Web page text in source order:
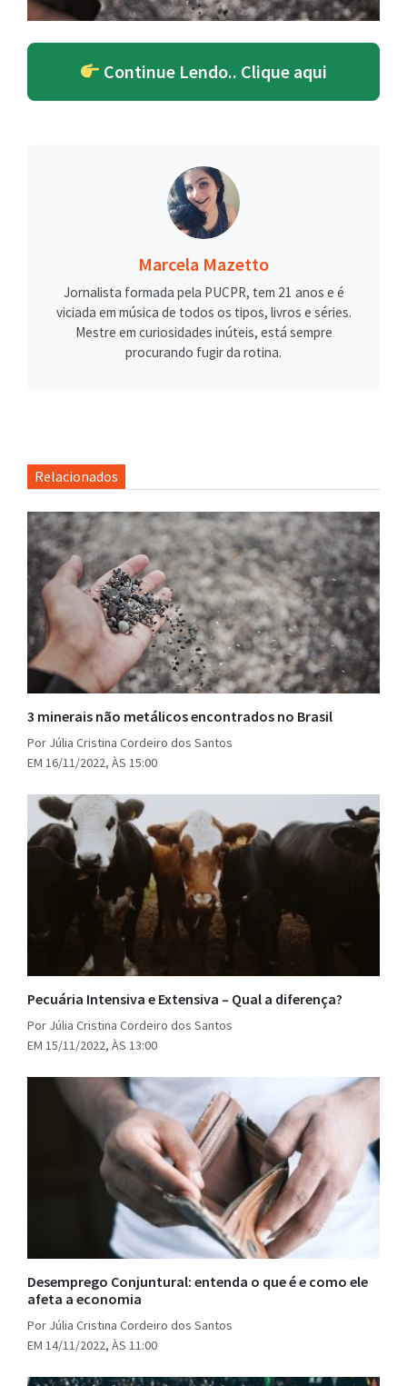
Continue Lendo.. Clique aqui
Marcela Mazetto
Jornalista formada pela PUCPR, tem 21 anos e é
viciada em música de todos os tipos, livros e séries.
Mestre em curiosidades inúteis, está sempre
procurando fugir da rotina.
Relacionados
3 minerais não metálicos encontrados no Brasil
Por Júlia Cristina Cordeiro dos Santos
EM 16/11/2022, ÀS 15:00
Pecuária Intensiva e Extensiva – Qual a diferença?
Por Júlia Cristina Cordeiro dos Santos
EM 15/11/2022, ÀS 13:00
Desemprego Conjuntural: entenda o que é e como ele
afeta a economia
Por Júlia Cristina Cordeiro dos Santos
EM 14/11/2022, ÀS 11:00